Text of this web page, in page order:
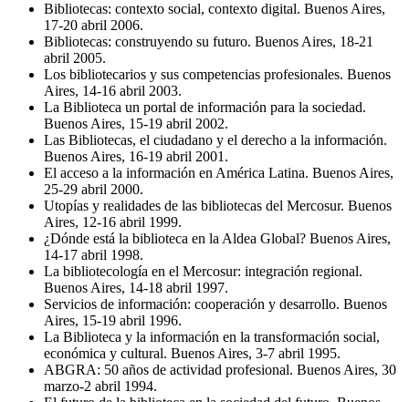
Bibliotecas: contexto social, contexto digital. Buenos Aires,
17-20 abril 2006.
Bibliotecas: construyendo su futuro. Buenos Aires, 18-21
abril 2005.
Los bibliotecarios y sus competencias profesionales. Buenos
Aires, 14-16 abril 2003.
La Biblioteca un portal de información para la sociedad.
Buenos Aires, 15-19 abril 2002.
Las Bibliotecas, el ciudadano y el derecho a la información.
Buenos Aires, 16-19 abril 2001.
El acceso a la información en América Latina. Buenos Aires,
25-29 abril 2000.
Utopías y realidades de las bibliotecas del Mercosur. Buenos
Aires, 12-16 abril 1999.
¿Dónde está la biblioteca en la Aldea Global? Buenos Aires,
14-17 abril 1998.
La bibliotecología en el Mercosur: integración regional.
Buenos Aires, 14-18 abril 1997.
Servicios de información: cooperación y desarrollo. Buenos
Aires, 15-19 abril 1996.
La Biblioteca y la información en la transformación social,
económica y cultural. Buenos Aires, 3-7 abril 1995.
ABGRA: 50 años de actividad profesional. Buenos Aires, 30
marzo-2 abril 1994.